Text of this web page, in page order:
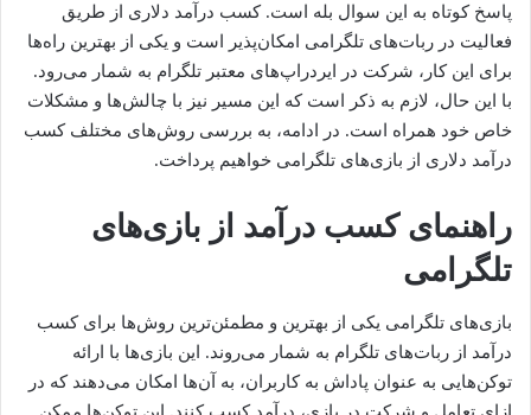
پاسخ کوتاه به این سوال بله است. کسب درآمد دلاری از طریق
فعالیت در ربات‌های تلگرامی امکان‌پذیر است و یکی از بهترین راه‌ها
برای این کار، شرکت در ایردراپ‌های معتبر تلگرام به شمار می‌رود.
با این حال، لازم به ذکر است که این مسیر نیز با چالش‌ها و مشکلات
خاص خود همراه است. در ادامه، به بررسی روش‌های مختلف کسب
درآمد دلاری از بازی‌های تلگرامی خواهیم پرداخت.
راهنمای کسب درآمد از بازی‌های
تلگرامی
بازی‌های تلگرامی یکی از بهترین و مطمئن‌ترین روش‌ها برای کسب
درآمد از ربات‌های تلگرام به شمار می‌روند. این بازی‌ها با ارائه
توکن‌هایی به عنوان پاداش به کاربران، به آن‌ها امکان می‌دهند که در